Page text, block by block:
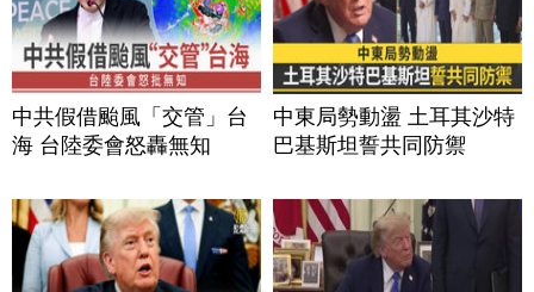
中共假借颱風「交管」台
海 台陸委會怒轟無知
中東局勢動盪 土耳其沙特
巴基斯坦誓共同防禦